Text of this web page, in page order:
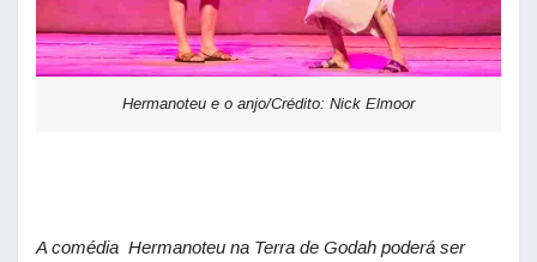
Hermanoteu e o anjo/Crédito: Nick Elmoor
A comédia Hermanoteu na Terra de Godah poderá ser